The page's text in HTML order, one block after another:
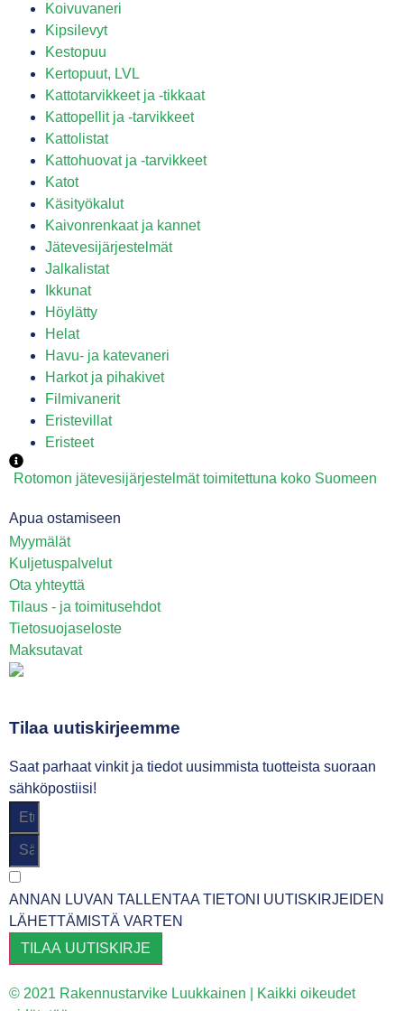
Koivuvaneri
Kipsilevyt
Kestopuu
Kertopuut, LVL
Kattotarvikkeet ja -tikkaat
Kattopellit ja -tarvikkeet
Kattolistat
Kattohuovat ja -tarvikkeet
Katot
Käsityökalut
Kaivonrenkaat ja kannet
Jätevesijärjestelmät
Jalkalistat
Ikkunat
Höylätty
Helat
Havu- ja katevaneri
Harkot ja pihakivet
Filmivanerit
Eristevillat
Eristeet
Rotomon jätevesijärjestelmät toimitettuna koko Suomeen
Apua ostamiseen
Myymälät
Kuljetuspalvelut
Ota yhteyttä
Tilaus - ja toimitusehdot
Tietosuojaseloste
Maksutavat
Tilaa uutiskirjeemme
Saat parhaat vinkit ja tiedot uusimmista tuotteista suoraan
sähköpostiisi!
ANNAN LUVAN TALLENTAA TIETONI UUTISKIRJEIDEN
LÄHETTÄMISTÄ VARTEN
TILAA UUTISKIRJE
© 2021 Rakennustarvike Luukkainen | Kaikki oikeudet